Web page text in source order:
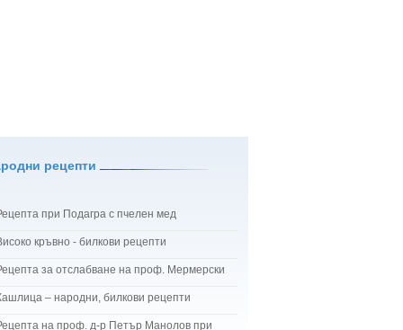
рецепти
при Подагра с пчелен мед
кръвно - билкови рецепти
за отслабване на проф. Мермерски
– народни, билкови рецепти
на проф. д-р Петър Манолов при